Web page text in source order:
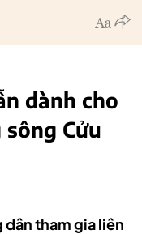
dành cho
Cửu
dân tham gia liên